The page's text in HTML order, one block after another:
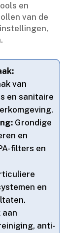
en
van de
van
en sanitaire
Grondige
en
filters en
en
aan
anti-